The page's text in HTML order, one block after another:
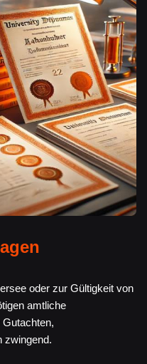
oder zur Gültigkeit von
amtliche
zwingend.